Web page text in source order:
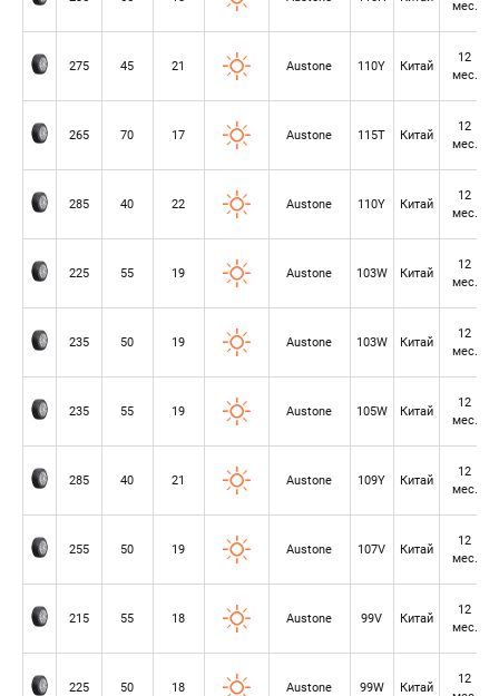
мес.
275 45 21 Austone 110Y Китай
12
мес.
265 70 17 Austone 115T Китай
12
мес.
285 40 22 Austone 110Y Китай
12
мес.
225 55 19 Austone 103W Китай
12
мес.
235 50 19 Austone 103W Китай
12
мес.
235 55 19 Austone 105W Китай
12
мес.
285 40 21 Austone 109Y Китай
12
мес.
255 50 19 Austone 107V Китай
12
мес.
215 55 18 Austone 99V Китай
12
мес.
225 50 18 Austone 99W Китай
12